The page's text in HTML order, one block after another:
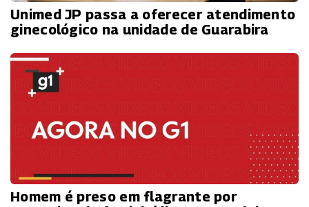
Unimed JP passa a oferecer atendimento
ginecológico na unidade de Guarabira
Homem é preso em flagrante por